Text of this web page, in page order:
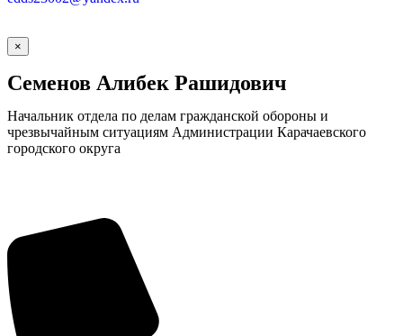
×
Семенов Алибек Рашидович
Начальник отдела по делам гражданской обороны и
чрезвычайным ситуациям Администрации Карачаевского
городского округа